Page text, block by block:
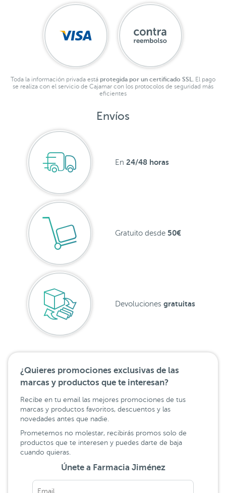
Toda la información privada está protegida por un certificado SSL. El pago
se realiza con el servicio de Cajamar con los protocolos de seguridad más
eficientes
Envíos
En 24/48 horas
Gratuito desde 50€
Devoluciones gratuitas
¿Quieres promociones exclusivas de las
marcas y productos que te interesan?
Recibe en tu email las mejores promociones de tus
marcas y productos favoritos, descuentos y las
novedades antes que nadie.
Prometemos no molestar, recibirás promos solo de
productos que te interesen y puedes darte de baja
cuando quieras.
Únete a Farmacia Jiménez